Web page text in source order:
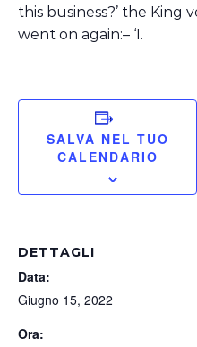
this business?’ the King
went on again:– ‘I.
SALVA NEL TUO
CALENDARIO
DETTAGLI
Data:
Giugno 15, 2022
Ora: